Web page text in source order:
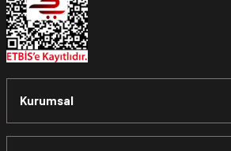
Kurumsal